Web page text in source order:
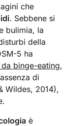
che
. Sebbene si
bulimia, la
della
5 ha
binge-eating,
di
Wildes, 2014),
è